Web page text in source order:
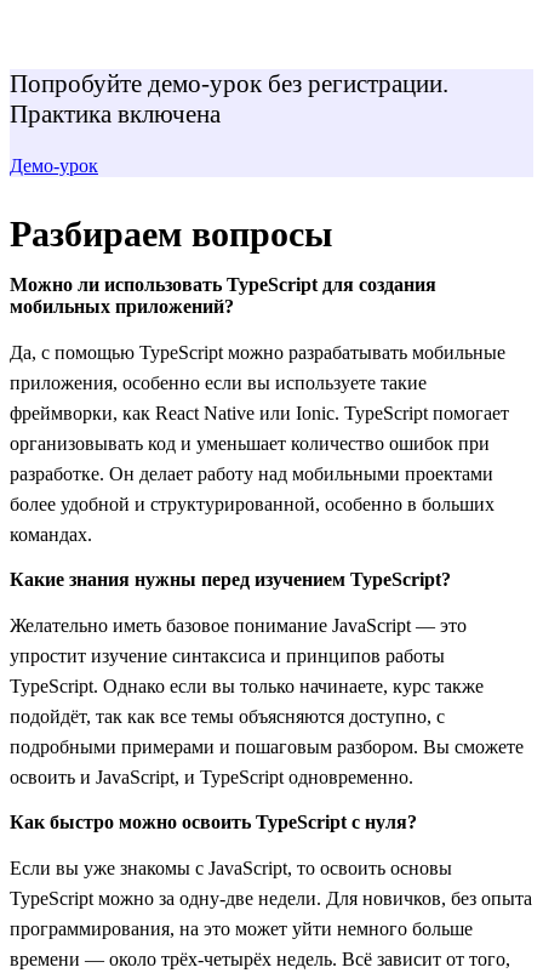
Попробуйте демо-урок без регистрации.
Практика включена
Демо-урок
Разбираем вопросы
Можно ли использовать TypeScript для создания
мобильных приложений?
Да, с помощью TypeScript можно разрабатывать мобильные
приложения, особенно если вы используете такие
фреймворки, как React Native или Ionic. TypeScript помогает
организовывать код и уменьшает количество ошибок при
разработке. Он делает работу над мобильными проектами
более удобной и структурированной, особенно в больших
командах.
Какие знания нужны перед изучением TypeScript?
Желательно иметь базовое понимание JavaScript — это
упростит изучение синтаксиса и принципов работы
TypeScript. Однако если вы только начинаете, курс также
подойдёт, так как все темы объясняются доступно, с
подробными примерами и пошаговым разбором. Вы сможете
освоить и JavaScript, и TypeScript одновременно.
Как быстро можно освоить TypeScript с нуля?
Если вы уже знакомы с JavaScript, то освоить основы
TypeScript можно за одну-две недели. Для новичков, без опыта
программирования, на это может уйти немного больше
времени — около трёх-четырёх недель. Всё зависит от того,